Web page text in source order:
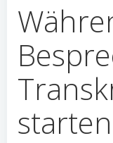
starten